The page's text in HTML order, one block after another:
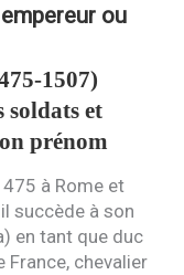
ou
1507)
soldats et
prénom
à Rome et
succède à son
en tant que duc
France, chevalier